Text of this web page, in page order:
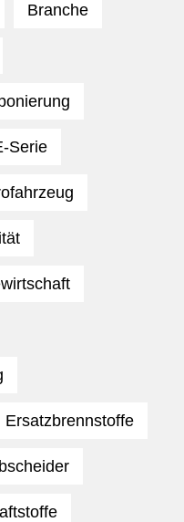
Branche
Serie
Ersatzbrennstoffe